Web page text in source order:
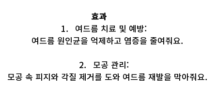
효과
여드름 치료 및 예방:
여드름 원인균을 억제하고 염증을 줄여줘요.
모공 관리:
모공 속 피지와 각질 제거를 도와 여드름 재발을 막아줘요.